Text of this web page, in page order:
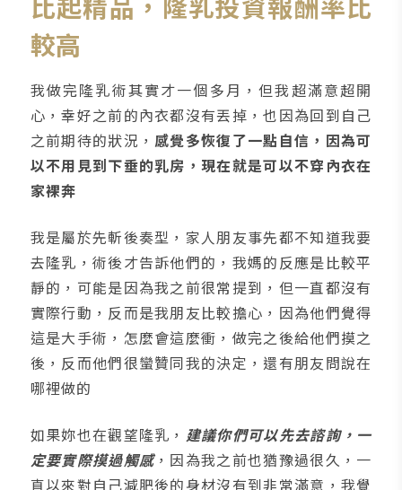
較高
我做完隆乳術其實才一個多月，但我超滿意超開
心，幸好之前的內衣都沒有丟掉，也因為回到自己
之前期待的狀況， 感覺多恢復了一點自信，因為可
以不用見到下垂的乳房，現在就是可以不穿內衣在
家裸奔
我是屬於先斬後奏型，家人朋友事先都不知道我要
去隆乳，術後才告訴他們的，我媽的反應是比較平
靜的，可能是因為我之前很常提到，但一直都沒有
實際行動，反而是我朋友比較擔心，因為他們覺得
這是大手術，怎麼會這麼衝，做完之後給他們摸之
後，反而他們很蠻贊同我的決定，還有朋友問說在
哪裡做的
如果妳也在觀望隆乳， 建議你們可以先去諮詢，一
定要實際摸過觸感，因為我之前也猶豫過很久，一
直以來對自己減肥後的身材沒有到非常滿意，我覺